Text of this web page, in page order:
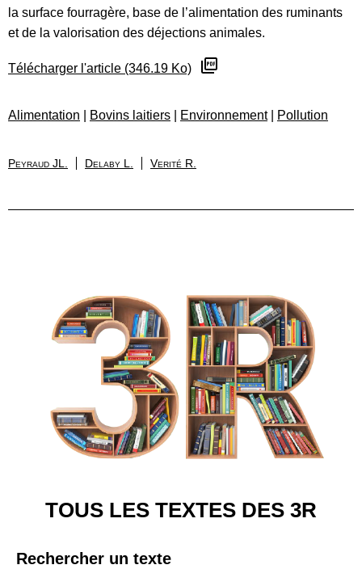
la surface fourragère, base de l’alimentation des ruminants
et de la valorisation des déjections animales.
Télécharger l'article (346.19 Ko)
Alimentation Bovins laitiers Environnement| Pollution
Peyraud JL. Delaby L. Verité R.
TOUS LES TEXTES DES 3R
Rechercher un texte